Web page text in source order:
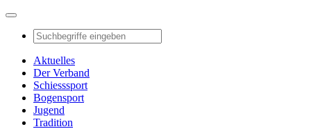
Aktuelles
Der Verband
Schiesssport
Bogensport
Jugend
Tradition